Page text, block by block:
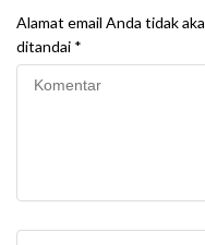
Alamat email Anda tidak
ditandai *